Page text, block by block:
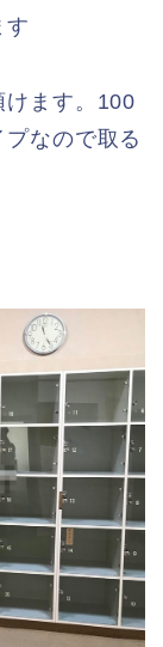
す
けます。100
なので取る